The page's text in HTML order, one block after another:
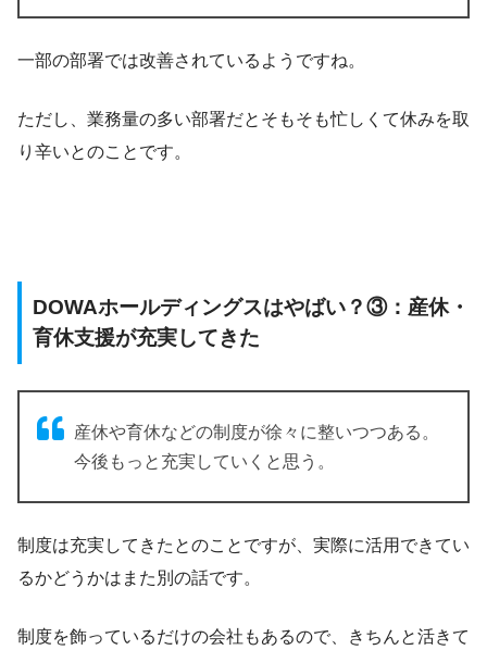
一部の部署では改善されているようですね。
ただし、業務量の多い部署だとそもそも忙しくて休みを取
り辛いとのことです。
DOWAホールディングスはやばい？③：産休・
育休支援が充実してきた
産休や育休などの制度が徐々に整いつつある。
今後もっと充実していくと思う。
制度は充実してきたとのことですが、実際に活用できてい
るかどうかはまた別の話です。
制度を飾っているだけの会社もあるので、きちんと活きて